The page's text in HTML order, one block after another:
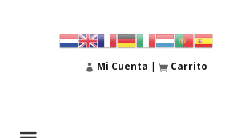
Mi Cuenta | Carrito